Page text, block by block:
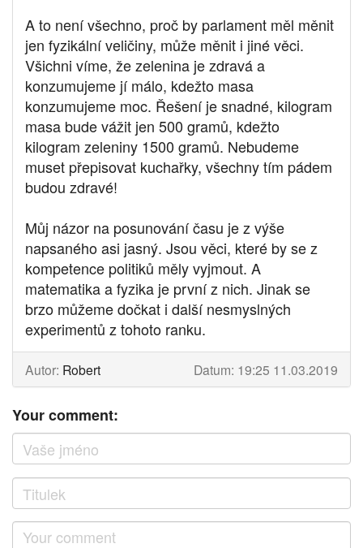
A to není všechno, proč by parlament měl měnit
jen fyzikální veličiny, může měnit i jiné věci.
Všichni víme, že zelenina je zdravá a
konzumujeme jí málo, kdežto masa
konzumujeme moc. Řešení je snadné, kilogram
masa bude vážit jen 500 gramů, kdežto
kilogram zeleniny 1500 gramů. Nebudeme
muset přepisovat kuchařky, všechny tím pádem
budou zdravé!
Můj názor na posunování času je z výše
napsaného asi jasný. Jsou věci, které by se z
kompetence politiků měly vyjmout. A
matematika a fyzika je první z nich. Jinak se
brzo můžeme dočkat i další nesmyslných
experimentů z tohoto ranku.
Autor: Robert Datum: 19:25 11.03.2019
Your comment: